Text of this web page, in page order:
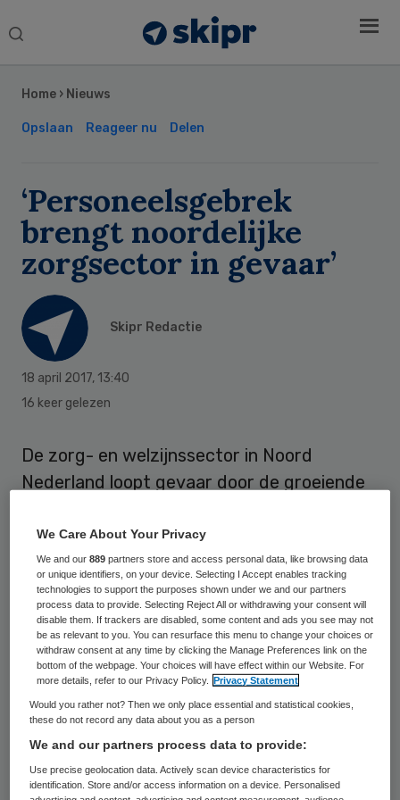
Search
Home › Nieuws
Opslaan Reageer nu Delen
‘Personeelsgebrek
brengt noordelijke
zorgsector in gevaar’
Skipr Redactie
18 april 2017, 13:40
16 keer gelezen
De zorg- en welzijnssector in Noord
Nederland loopt gevaar door de groeiende
tekort aan hbo-verpleegkundigen in de
regio kan oplopen tot bijna 8 procent van
het aantal werkzame hbo-
verpleegkundigen in 2015.
Eén en ander komt naar voren uit de
publicatie‘Arbeidsmarkt zorg en welzijn
2017’van Zorgplein Noord. De meest
kwetsbare functies zijn verpleegkundigen
hbo (nu een tekort van 290 arbeidsplaatsen
oplopend naar 540 in 2020) en
Sidebar
We Care About Your Privacy
We and our889 partners store and access personal data, like browsing data
or unique identifiers, on your device. Selecting I Accept enables tracking
technologies to support the purposes shown under we and our partners
process data to provide. Selecting Reject All or withdrawing your consent will
disable them. If trackers are disabled, some content and ads you see may not
be as relevant to you. You can resurface this menu to change your choices or
withdraw consent at any time by clicking the Manage Preferences link on the
bottom of the webpage. Your choices will have effect within our Website. For
more details, refer to our Privacy Policy.
Privacy Statement
Would you rather not? Then we only place essential and statistical cookies,
these do not record any data about you as a person
We and our partners process data to provide:
Use precise geolocation data. Actively scan device characteristics for
identification. Store and/or access information on a device. Personalised